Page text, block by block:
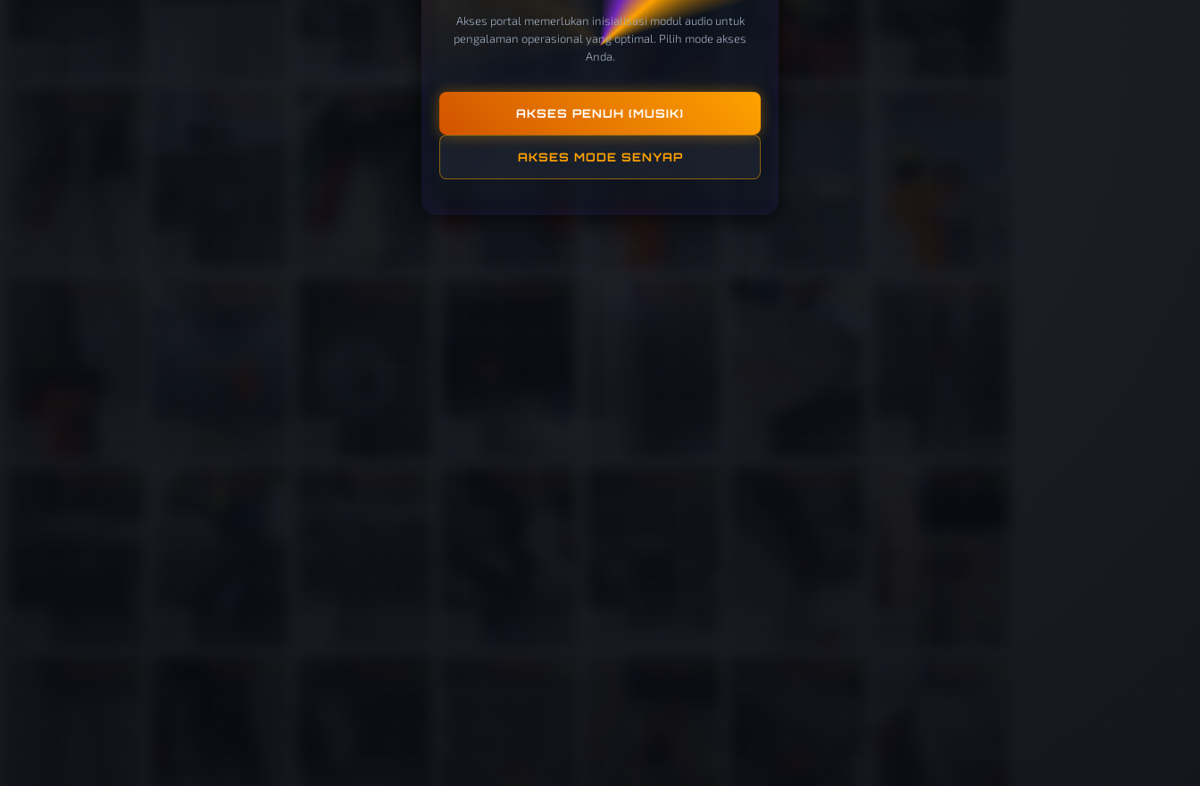
Akses portal memerlukan inisialisasi modul audio untuk
pengalaman operasional yang optimal. Pilih mode akses
Anda.
AKSES PENUH (MUSIK)
AKSES MODE SENYAP